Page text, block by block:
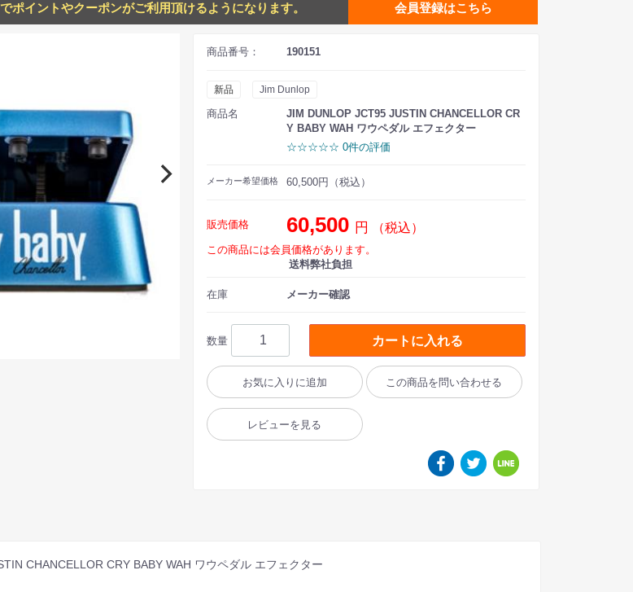
ポイントやクーポンがご利用頂けるようになります。 会員登録はこちら
商品番号： 190151
新品 Jim Dunlop
商品名
JIM DUNLOP JCT95 JUSTIN CHANCELLOR CR
Y BABY WAH ワウペダル エフェクター
☆☆☆☆☆ 0件の評価
メーカー希望価格 60,500円（税込）
販売価格 60,500 円 （税込）
この商品には会員価格があります。
送料弊社負担
在庫 メーカー確認
数量 カートに入れる
お気に入りに追加 この商品を問い合わせる
レビューを見る
CHANCELLOR CRY BABY WAH ワウペダル エフェクター